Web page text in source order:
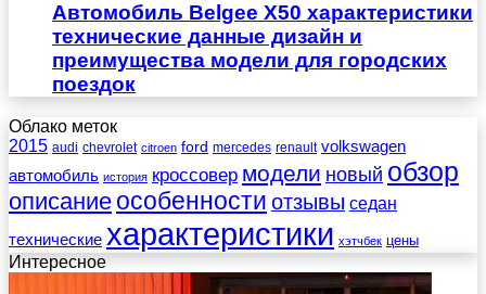
Автомобиль Belgee X50 характеристики
технические данные дизайн и
преимущества модели для городских
поездок
Облако меток
2015 audi chevrolet citroen ford mercedes renault volkswagen
автомобиль история кроссовер модели новый обзор
описание особенности отзывы седан
технические характеристики хэтчбек цены
Интересное